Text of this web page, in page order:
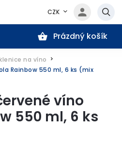
CZK
Prázdný košík
na víno /
Rainbow 550 ml, 6 ks (mix
víno
550 ml, 6 ks